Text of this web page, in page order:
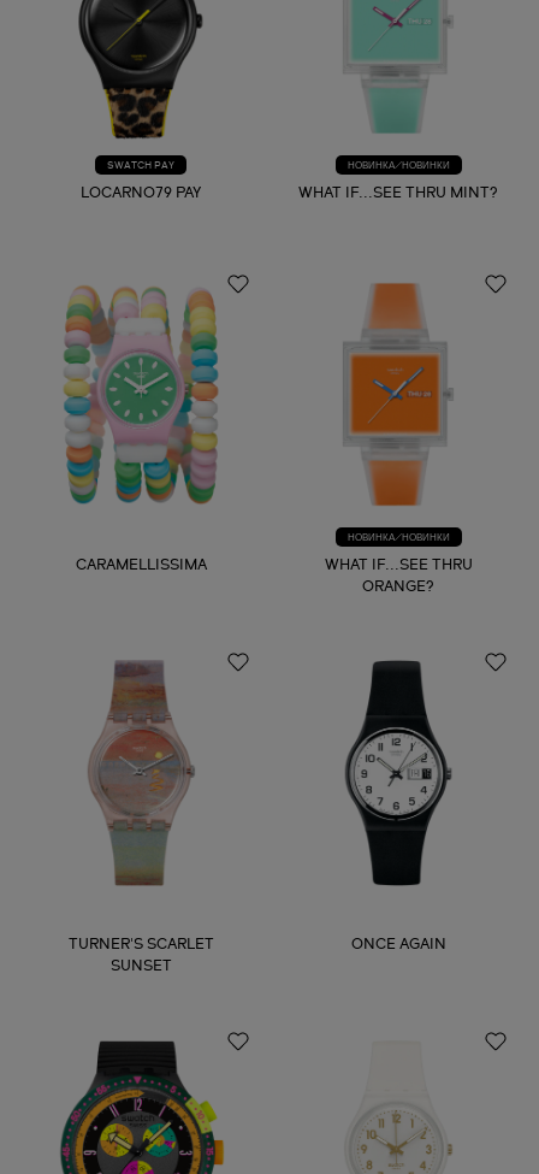
SWATCH PAY
LOCARNO79 PAY
НОВИНКА/НОВИНКИ
WHAT IF...SEE THRU MINT?
CARAMELLISSIMA
НОВИНКА/НОВИНКИ
WHAT IF...SEE THRU
ORANGE?
TURNER'S SCARLET
SUNSET
ONCE AGAIN